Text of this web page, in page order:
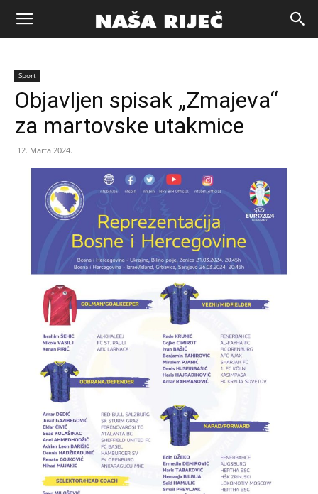
Naša
riječ
Sport
Objavljen spisak „Zmajeva“
za martovske utakmice
12. Marta 2024.